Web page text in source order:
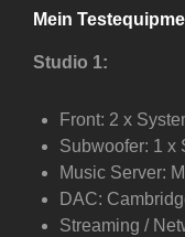
Mein
Studio 1:
Front: 2 x
Subwoofer: 1 x
Music Server:
DAC:
Streaming /